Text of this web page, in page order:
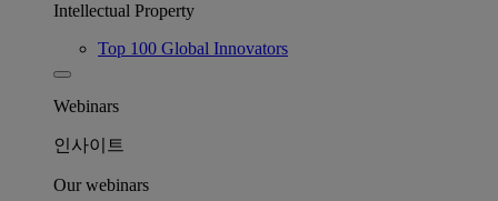
Intellectual Property
Top 100 Global Innovators
Webinars
인사이트
Our webinars